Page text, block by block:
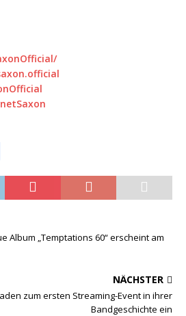
ei
le
Album „Temptations 60“ erscheint am
NÄCHSTER
zum ersten Streaming-Event in ihrer
Bandgeschichte ein